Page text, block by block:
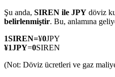
TradFi
Hisse senetleri, döviz,
Şu anda, SIREN ile JPY döviz
belirlenmiştir. Bu, anlamına
1SIREN=¥0JPY
¥1JPY=0SIREN
(Not: Döviz ücretleri ve gaz